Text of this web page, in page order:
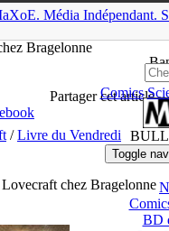
Média Indépendant.
Comics
Toggle
BD
Bragelonne
Partager cet article
/Livre du Vendredi
chez Bragelonne